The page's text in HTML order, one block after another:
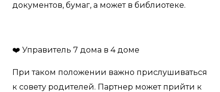
документов, бумаг, а может в библиотеке.
❤️ Управитель 7 дома в 4 доме
При таком положении важно прислушиваться
к совету родителей. Партнер может прийти к